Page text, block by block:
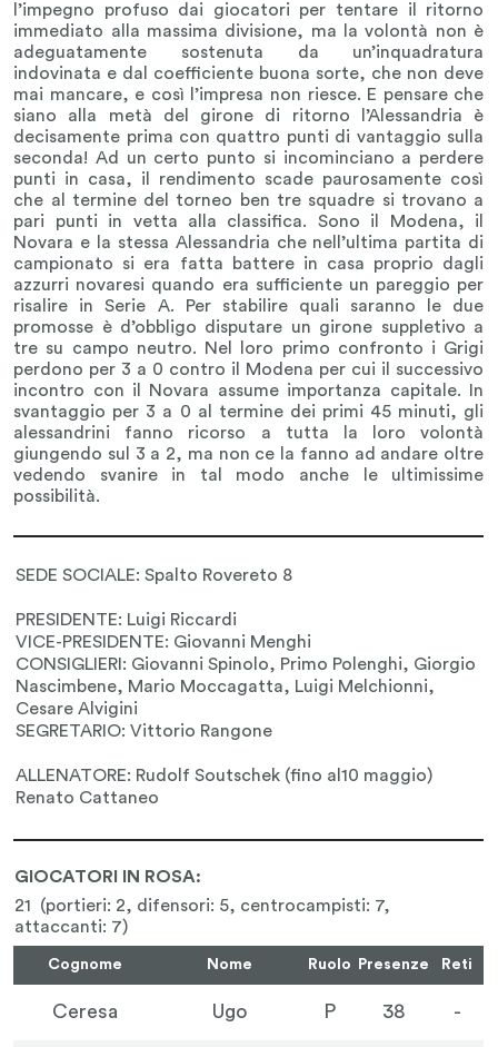
l’impegno profuso dai giocatori per tentare il ritorno
immediato alla massima divisione, ma la volontà non è
adeguatamente sostenuta da un’inquadratura
indovinata e dal coefficiente buona sorte, che non deve
mai mancare, e così l’impresa non riesce. E pensare che
siano alla metà del girone di ritorno l’Alessandria è
decisamente prima con quattro punti di vantaggio sulla
seconda! Ad un certo punto si incominciano a perdere
punti in casa, il rendimento scade paurosamente così
che al termine del torneo ben tre squadre si trovano a
pari punti in vetta alla classifica. Sono il Modena, il
Novara e la stessa Alessandria che nell’ultima partita di
campionato si era fatta battere in casa proprio dagli
azzurri novaresi quando era sufficiente un pareggio per
risalire in Serie A. Per stabilire quali saranno le due
promosse è d’obbligo disputare un girone suppletivo a
tre su campo neutro. Nel loro primo confronto i Grigi
perdono per 3 a 0 contro il Modena per cui il successivo
incontro con il Novara assume importanza capitale. In
svantaggio per 3 a 0 al termine dei primi 45 minuti, gli
alessandrini fanno ricorso a tutta la loro volontà
giungendo sul 3 a 2, ma non ce la fanno ad andare oltre
vedendo svanire in tal modo anche le ultimissime
possibilità.
GIOCATORI IN ROSA:
21 (portieri: 2, difensori: 5, centrocampisti: 7,
attaccanti: 7)
Cognome Nome Ruolo Presenze Reti
Ceresa Ugo P 38 -